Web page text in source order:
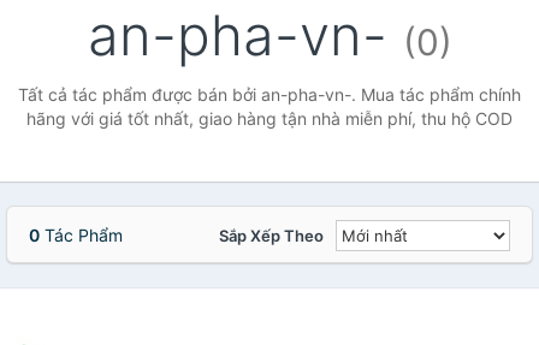
an-pha-vn- (0)
Tất cả tác phẩm được bán bởi an-pha-vn-. Mua tác phẩm chính
hãng với giá tốt nhất, giao hàng tận nhà miễn phí, thu hộ COD
0 Tác Phẩm Sắp Xếp Theo